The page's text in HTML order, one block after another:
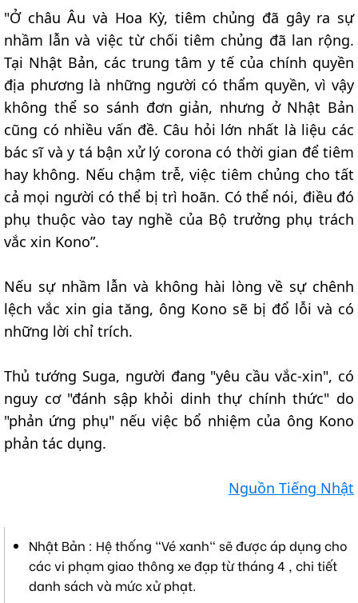
"Ở châu Âu và Hoa Kỳ, tiêm chủng đã gây ra sự
nhầm lẫn và việc từ chối tiêm chủng đã lan rộng.
Tại Nhật Bản, các trung tâm y tế của chính quyền
địa phương là những người có thẩm quyền, vì vậy
không thể so sánh đơn giản, nhưng ở Nhật Bản
cũng có nhiều vấn đề. Câu hỏi lớn nhất là liệu các
bác sĩ và y tá bận xử lý corona có thời gian để tiêm
hay không. Nếu chậm trễ, việc tiêm chủng cho tất
cả mọi người có thể bị trì hoãn. Có thể nói, điều đó
phụ thuộc vào tay nghề của Bộ trưởng phụ trách
vắc xin Kono”.
Nếu sự nhầm lẫn và không hài lòng về sự chênh
lệch vắc xin gia tăng, ông Kono sẽ bị đổ lỗi và có
những lời chỉ trích.
Thủ tướng Suga, người đang "yêu cầu vắc-xin", có
nguy cơ "đánh sập khỏi dinh thự chính thức" do
"phản ứng phụ" nếu việc bổ nhiệm của ông Kono
phản tác dụng.
Nguồn Tiếng Nhật
Nhật Bản : Hệ thống "Vé xanh" sẽ được áp dụng cho
các vi phạm giao thông xe đạp từ tháng 4 , chi tiết
danh sách và mức xử phạt.